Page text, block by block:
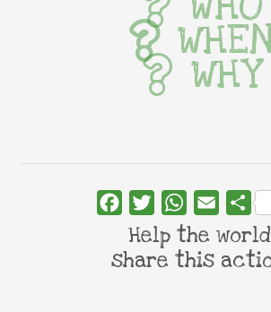
WHY
FacebookTwitterWhatsApp
Email
Help the
share this